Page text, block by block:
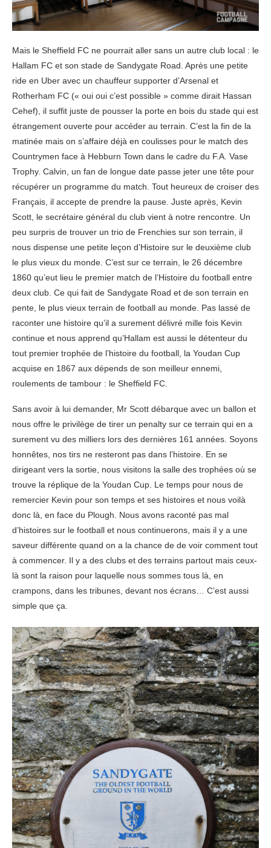
Mais le Sheffield FC ne pourrait aller sans un autre club local : le
Hallam FC et son stade de Sandygate Road. Après une petite
ride en Uber avec un chauffeur supporter d’Arsenal et
Rotherham FC (« oui oui c’est possible » comme dirait Hassan
Cehef), il suffit juste de pousser la porte en bois du stade qui est
étrangement ouverte pour accéder au terrain. C’est la fin de la
matinée mais on s’affaire déjà en coulisses pour le match des
Countrymen face à Hebburn Town dans le cadre du F.A. Vase
Trophy. Calvin, un fan de longue date passe jeter une tête pour
récupérer un programme du match. Tout heureux de croiser des
Français, il accepte de prendre la pause. Juste après, Kevin
Scott, le secrétaire général du club vient à notre rencontre. Un
peu surpris de trouver un trio de Frenchies sur son terrain, il
nous dispense une petite leçon d’Histoire sur le deuxième club
le plus vieux du monde. C’est sur ce terrain, le 26 décembre
1860 qu’eut lieu le premier match de l’Histoire du football entre
deux club. Ce qui fait de Sandygate Road et de son terrain en
pente, le plus vieux terrain de football au monde. Pas lassé de
raconter une histoire qu’il a surement délivré mille fois Kevin
continue et nous apprend qu’Hallam est aussi le détenteur du
tout premier trophée de l’histoire du football, la Youdan Cup
acquise en 1867 aux dépends de son meilleur ennemi,
roulements de tambour : le Sheffield FC.
Sans avoir à lui demander, Mr Scott débarque avec un ballon et
nous offre le privilège de tirer un penalty sur ce terrain qui en a
surement vu des milliers lors des dernières 161 années. Soyons
honnêtes, nos tirs ne resteront pas dans l’histoire. En se
dirigeant vers la sortie, nous visitons la salle des trophées où se
trouve la réplique de la Youdan Cup. Le temps pour nous de
remercier Kevin pour son temps et ses histoires et nous voilà
donc là, en face du Plough. Nous avons raconté pas mal
d’histoires sur le football et nous continuerons, mais il y a une
saveur différente quand on a la chance de de voir comment tout
à commencer. Il y a des clubs et des terrains partout mais ceux-
là sont la raison pour laquelle nous sommes tous là, en
crampons, dans les tribunes, devant nos écrans… C’est aussi
simple que ça.